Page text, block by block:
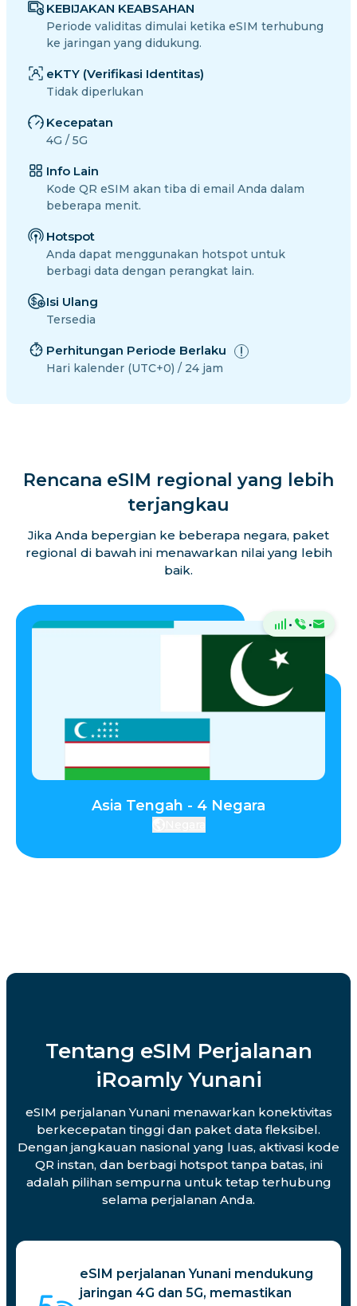
KEBIJAKAN KEABSAHAN
Periode validitas dimulai ketika eSIM terhubung
ke jaringan yang didukung.
eKTY (Verifikasi Identitas)
Tidak diperlukan
Kecepatan
4G / 5G
Info Lain
Kode QR eSIM akan tiba di email Anda dalam
beberapa menit.
Hotspot
Anda dapat menggunakan hotspot untuk
berbagi data dengan perangkat lain.
Isi Ulang
Tersedia
Perhitungan Periode Berlaku
Hari kalender (UTC+0) / 24 jam
Rencana eSIM regional yang lebih
terjangkau
Jika Anda bepergian ke beberapa negara, paket
regional di bawah ini menawarkan nilai yang lebih
baik.
· ·
Asia Tengah - 4 Negara
Tentang eSIM Perjalanan
iRoamly Yunani
eSIM perjalanan Yunani menawarkan konektivitas
berkecepatan tinggi dan paket data fleksibel.
Dengan jangkauan nasional yang luas, aktivasi kode
QR instan, dan berbagi hotspot tanpa batas, ini
adalah pilihan sempurna untuk tetap terhubung
selama perjalanan Anda.
eSIM perjalanan Yunani mendukung
jaringan 4G dan 5G, memastikan